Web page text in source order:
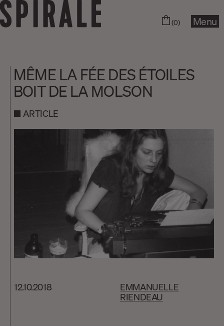
(0) Menu
MÊME LA FÉE DES ÉTOILES
BOIT DE LA MOLSON
ARTICLE
12.10.2018
EMMANUELLE
RIENDEAU